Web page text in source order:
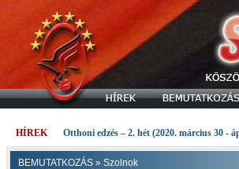
HÍREK Otthoni edzés – 2. hét (2020. március 30 -
BEMUTATKOZÁS » Szolnok